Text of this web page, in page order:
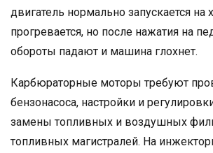
двигатель нормально запускается на
прогревается, но после нажатия на
обороты падают и машина глохнет.
Карбюраторные моторы требуют
бензонасоса, настройки и
замены топливных и воздушных
топливных магистралей. На